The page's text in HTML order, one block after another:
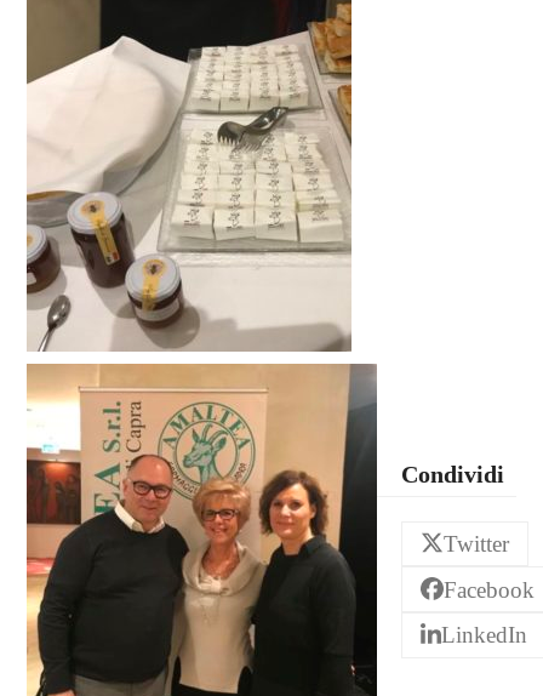
Condividi
Twitter
Facebook
LinkedIn